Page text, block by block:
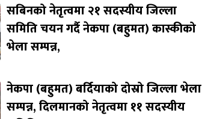
सबिनको नेतृत्वमा २१ सदस्यीय जिल्ला
समिति चयन गर्दै नेकपा (बहुमत) कास्कीको
भेला सम्पन्न,
नेकपा (बहुमत) बर्दियाको दोस्रो जिल्ला भेला
सम्पन्न, दिलमानको नेतृत्वमा ११ सदस्यीय